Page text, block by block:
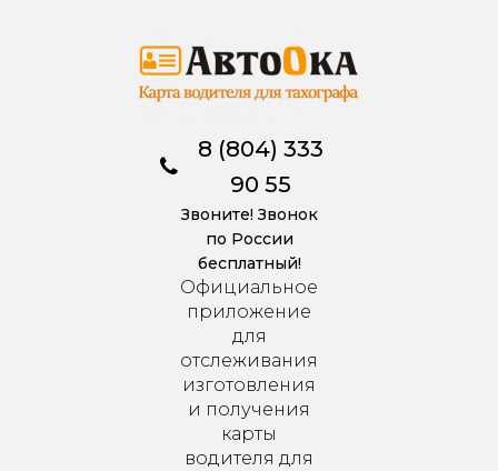
Официальное
приложение
для
отслеживания
изготовления
и получения
карты
водителя для
8 (804) 333
90 55
Звоните! Звонок
по России
бесплатный!